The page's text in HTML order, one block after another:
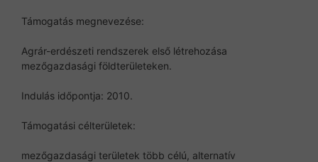
Támogatás megnevezése:
Agrár-erdészeti rendszerek első létrehozása
mezőgazdasági földterületeken.
Indulás időpontja: 2010.
Támogatási célterületek:
mezőgazdasági területek több célú, alternatív